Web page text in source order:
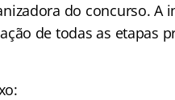
do concurso. A
de todas as etapas